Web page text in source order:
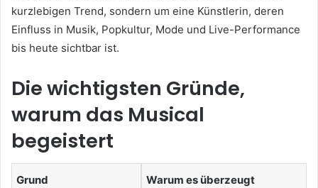
kurzlebigen Trend, sondern um eine Künstlerin, deren
Einfluss in Musik, Popkultur, Mode und Live-Performance
bis heute sichtbar ist.
Die wichtigsten Gründe,
warum das Musical
begeistert
Grund Warum es überzeugt